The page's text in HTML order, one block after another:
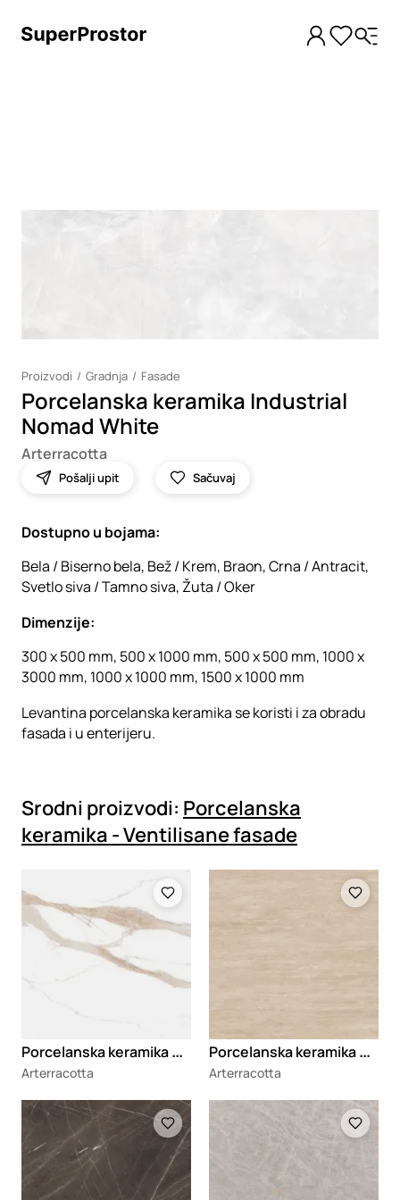
Proizvodi Gradnja Fasade
Porcelanska keramika Industrial
Nomad White
Arterracotta
Pošalji upit Sačuvaj
Dostupno u bojama:
Bela / Biserno bela, Bež / Krem, Braon, Crna / Antracit,
Svetlo siva / Tamno siva, Žuta / Oker
Dimenzije:
300 x 500 mm, 500 x 1000 mm, 500 x 500 mm, 1000 x
3000 mm, 1000 x 1000 mm, 1500 x 1000 mm
Levantina porcelanska keramika se koristi i za obradu
fasada i u enterijeru.
Srodni proizvodi: Porcelanska
keramika - Ventilisane fasade
P
orcelanska keramika Stone Marvel Gold
Arterracotta
Loading
P
orcelanska keramika Stone Travertino Vecchio
Arterracotta
Loading Loading